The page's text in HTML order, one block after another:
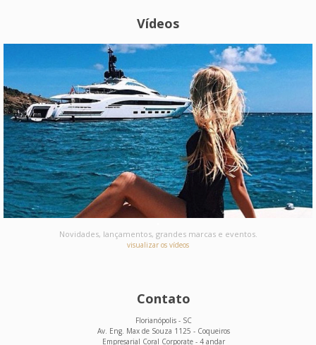
Vídeos
Novidades, lançamentos, grandes marcas e eventos.
visualizar os vídeos
Contato
Florianópolis - SC
Av. Eng. Max de Souza 1125 - Coqueiros
Empresarial Coral Corporate - 4 andar